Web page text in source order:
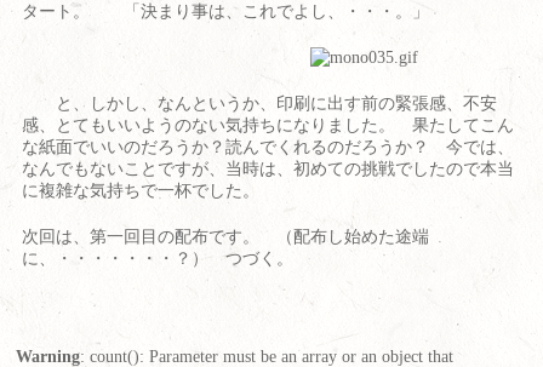
タート。 「決まり事は、これでよし、・・・。」
と、しかし、なんというか、印刷に出す前の緊張感、不安
感、とてもいいようのない気持ちになりました。 果たしてこん
な紙面でいいのだろうか？読んでくれるのだろうか？ 今では、
なんでもないことですが、当時は、初めての挑戦でしたので本当
に複雑な気持ちで一杯でした。
次回は、第一回目の配布です。 （配布し始めた途端
に、・・・・・・・？） つづく。
Warning: count(): Parameter must be an array or an object that